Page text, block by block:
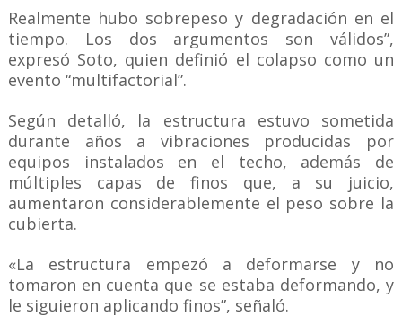
Realmente hubo sobrepeso y degradación en el
tiempo. Los dos argumentos son válidos”,
expresó Soto, quien definió el colapso como un
evento “multifactorial”.
Según detalló, la estructura estuvo sometida
durante años a vibraciones producidas por
equipos instalados en el techo, además de
múltiples capas de finos que, a su juicio,
aumentaron considerablemente el peso sobre la
cubierta.
«La estructura empezó a deformarse y no
tomaron en cuenta que se estaba deformando, y
le siguieron aplicando finos”, señaló.